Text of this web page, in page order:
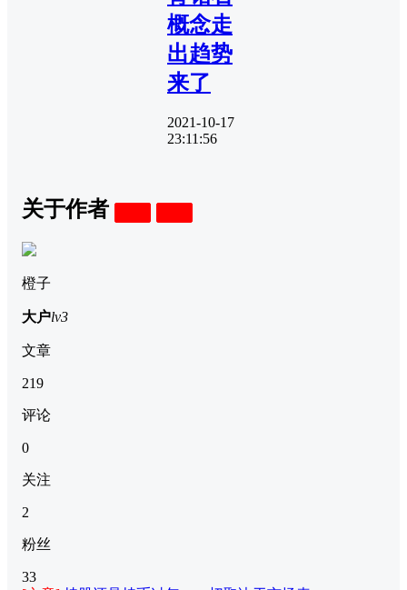
概念走
出趋势
来了
2021-10-17
23:11:56
关于作者
橙子
大户lv3
文章
219
评论
0
关注
2
粉丝
33